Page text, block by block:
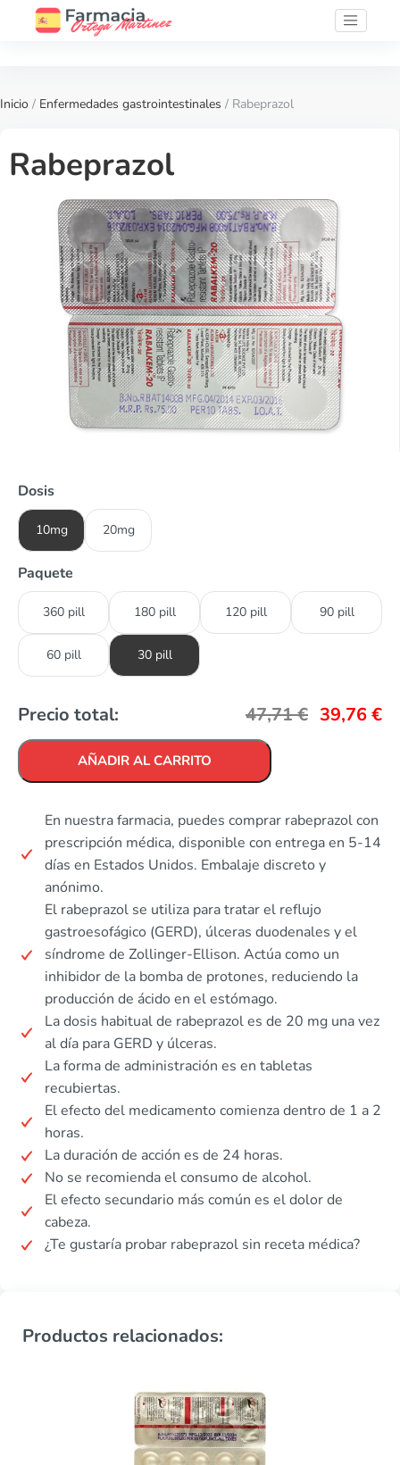
Inicio / Enfermedades gastrointestinales / Rabeprazol
Rabeprazol
Dosis
10mg 20mg
Paquete
360 pill 180 pill 120 pill 90 pill
60 pill 30 pill
Precio total: 47,71€ 39,76€
AÑADIR AL CARRITO
En nuestra farmacia, puedes comprar rabeprazol con
prescripción médica, disponible con entrega en 5-14
días en Estados Unidos. Embalaje discreto y
anónimo.
El rabeprazol se utiliza para tratar el reflujo
gastroesofágico (GERD), úlceras duodenales y el
síndrome de Zollinger-Ellison. Actúa como un
inhibidor de la bomba de protones, reduciendo la
producción de ácido en el estómago.
La dosis habitual de rabeprazol es de 20 mg una vez
al día para GERD y úlceras.
La forma de administración es en tabletas
recubiertas.
El efecto del medicamento comienza dentro de 1 a 2
horas.
La duración de acción es de 24 horas.
No se recomienda el consumo de alcohol.
El efecto secundario más común es el dolor de
cabeza.
¿Te gustaría probar rabeprazol sin receta médica?
Productos relacionados: